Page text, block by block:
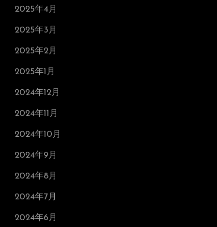
2025年4月
2025年3月
2025年2月
2025年1月
2024年12月
2024年11月
2024年10月
2024年9月
2024年8月
2024年7月
2024年6月